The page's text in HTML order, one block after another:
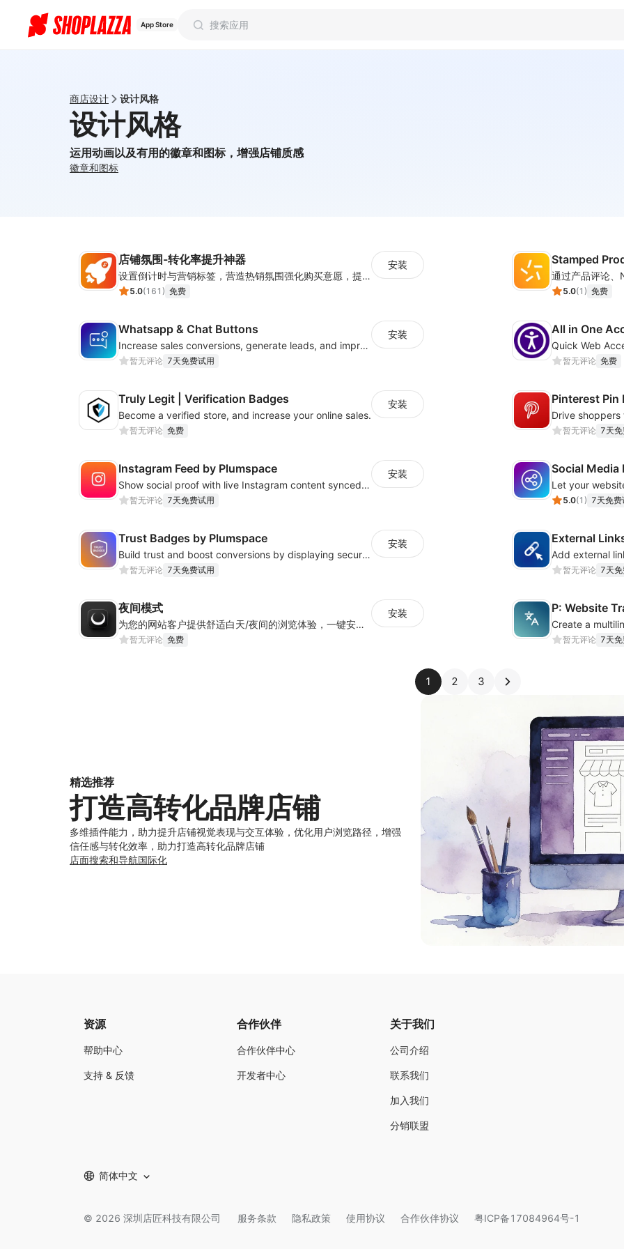
App Store
商店设计 设计风格
设计风格
运用动画以及有用的徽章和图标，增强店铺质感
徽章和图标
店铺氛围-转化率提升神器
设置倒计时与营销标签，营造热销氛围强化购买意愿，提升下单转化率
5.0(161 ) 免费
安装 Stamped
5.0(1 ) 免费
Whatsapp & Chat Buttons
Increase sales conversions, generate leads, and improve client support
暂无评论 7天免费试用
安装 All in One
暂无评论 免费
Truly Legit | Verification Badges
Become a verified store, and increase your online sales.
暂无评论 免费
安装 Pinterest Pin
暂无评论 7天
Instagram Feed by Plumspace
Show social proof with live Instagram content synced with your store design
暂无评论 7天免费试用
安装 Social Media
5.0(1 ) 7天免费
Trust Badges by Plumspace
Build trust and boost conversions by displaying security and guarantee badges
暂无评论 7天免费试用
安装 External
暂无评论 7天
夜间模式
为您的网站客户提供舒适白天/夜间的浏览体验，一键安装，一键切换夜间模式
暂无评论 免费
安装 P: Website
暂无评论 7天
1 2 3
精选推荐
打造高转化品牌店铺
多维插件能力，助力提升店铺视觉表现与交互体验，优化用户浏览路径，增强
信任感与转化效率，助力打造高转化品牌店铺
店面搜索和导航国际化
资源
帮助中心
支持 & 反馈
合作伙伴
合作伙伴中心
开发者中心
关于我们
公司介绍
联系我们
加入我们
分销联盟
简体中文
© 2026 深圳店匠科技有限公司 服务条款 隐私政策 使用协议 合作伙伴协议 粤ICP备17084964号-1